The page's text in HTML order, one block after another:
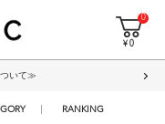
0
¥ 0
ついて≫
RANKING